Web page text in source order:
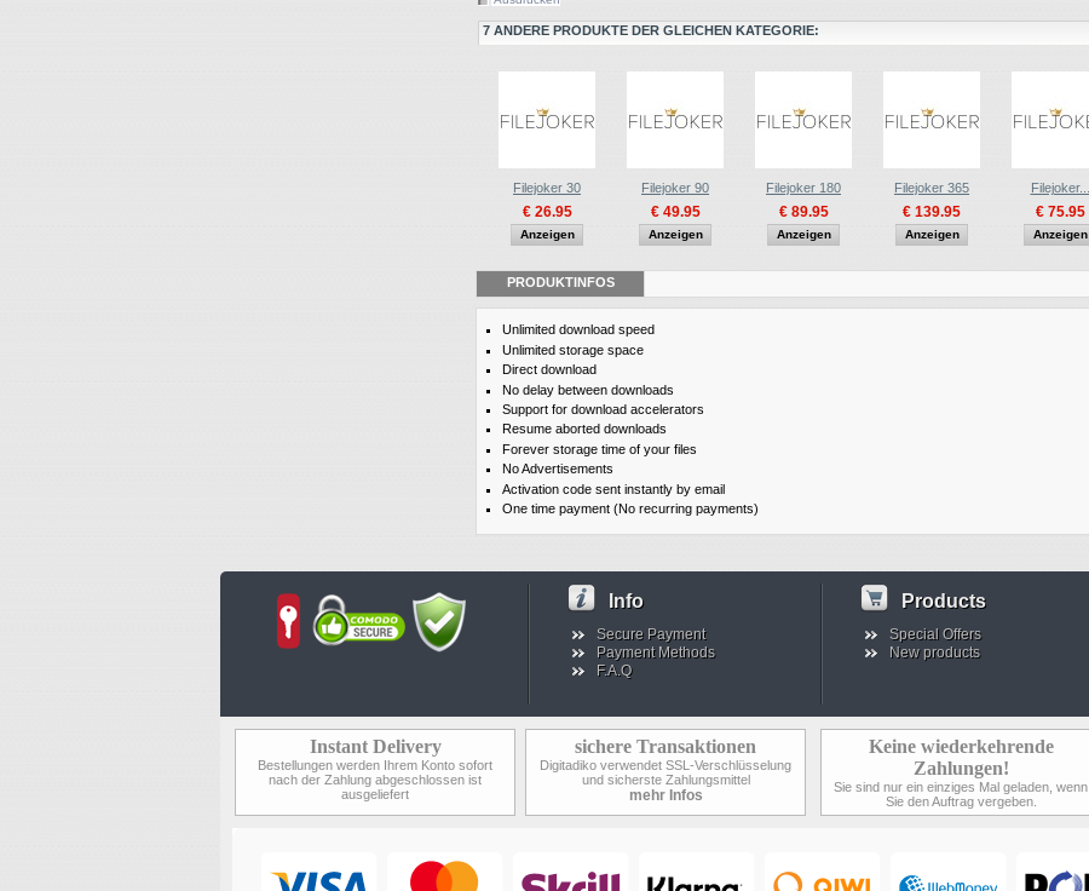
7 ANDERE PRODUKTE DER GLEICHEN KATEGORIE:
Filejoker 30
€ 26.95
Anzeigen
Filejoker 90
€ 49.95
Anzeigen
Filejoker 180
€ 89.95
Anzeigen
Filejoker 365
€ 139.95
Anzeigen
Filejoker...
€ 75.95
Anzeigen
PRODUKTINFOS
Unlimited download speed
Unlimited storage space
Direct download
No delay between downloads
Support for download accelerators
Resume aborted downloads
Forever storage time of your files
No Advertisements
Activation code sent instantly by email
One time payment (No recurring payments)
Info
Secure Payment
Payment Methods
F.A.Q
Products
Special Offers
New products
Instant Delivery
Bestellungen werden Ihrem Konto sofort
nach der Zahlung abgeschlossen ist
ausgeliefert
sichere Transaktionen
Digitadiko verwendet SSL-Verschlüsselung
und sicherste Zahlungsmittel
mehr Infos
Keine wiederkehrende
Zahlungen!
Sie sind nur ein einziges Mal geladen, wenn
Sie den Auftrag vergeben.